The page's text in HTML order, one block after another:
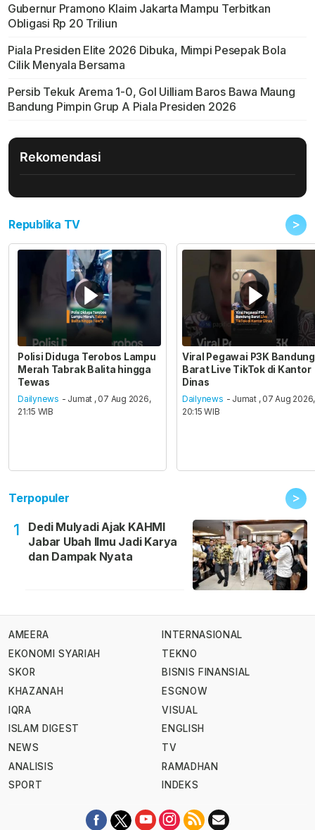
Gubernur Pramono Klaim Jakarta Mampu Terbitkan
Obligasi Rp 20 Triliun
Piala Presiden Elite 2026 Dibuka, Mimpi Pesepak Bola
Cilik Menyala Bersama
Persib Tekuk Arema 1-0, Gol Uilliam Baros Bawa Maung
Bandung Pimpin Grup A Piala Presiden 2026
Rekomendasi
Republika TV >
Polisi Diduga Terobos Lampu
Merah Tabrak Balita hingga
Tewas
Dailynews - Jumat , 07 Aug 2026,
21:15 WIB
Viral Pegawai P3K Bandung
Barat Live TikTok di Kantor
Dinas
Dailynews - Jumat , 07 Aug 2026,
20:15 WIB
Terpopuler >
1
Dedi Mulyadi Ajak KAHMI
Jabar Ubah Ilmu Jadi Karya
dan Dampak Nyata
AMEERA
EKONOMI SYARIAH
SKOR
KHAZANAH
IQRA
ISLAM DIGEST
NEWS
ANALISIS
SPORT
INTERNASIONAL
TEKNO
BISNIS FINANSIAL
ESGNOW
VISUAL
ENGLISH
TV
RAMADHAN
INDEKS